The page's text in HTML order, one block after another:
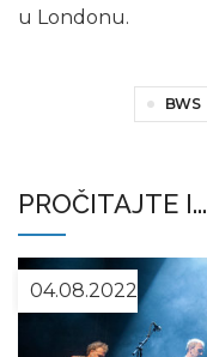
u Londonu.
BWS
PROČITAJTE I...
04.08.2022